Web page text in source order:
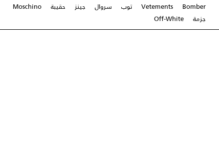
Bomber
Vetements توب سروال جينز حقيبة
Moschino
جزمة
Off-White